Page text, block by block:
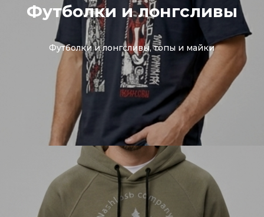
Футболки и лонгсливы
Футболки и лонгсливы, топы и майки